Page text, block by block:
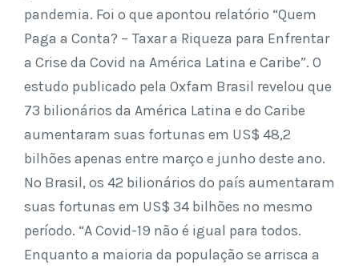
pandemia. Foi o que apontou relatório “Quem
Paga a Conta? – Taxar a Riqueza para Enfrentar
a Crise da Covid na América Latina e Caribe”. O
estudo publicado pela Oxfam Brasil revelou que
73 bilionários da América Latina e do Caribe
aumentaram suas fortunas em US$ 48,2
bilhões apenas entre março e junho deste ano.
No Brasil, os 42 bilionários do país aumentaram
suas fortunas em US$ 34 bilhões no mesmo
período. “A Covid-19 não é igual para todos.
Enquanto a maioria da população se arrisca a